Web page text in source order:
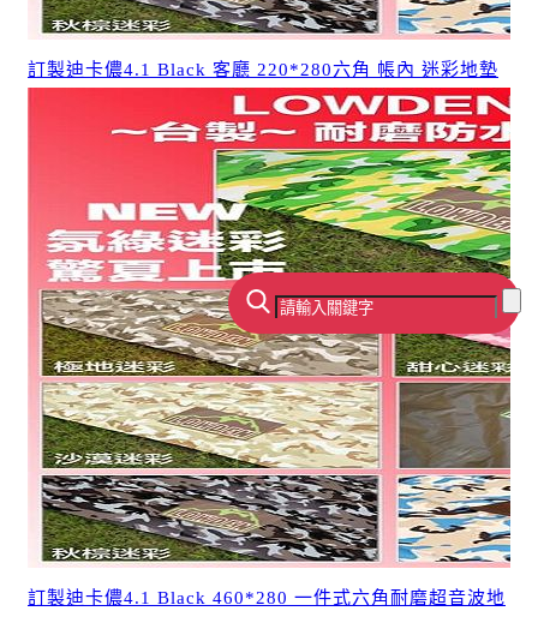
訂製迪卡儂4.1 Black 客廳 220*280六角 帳內 迷彩地墊
訂製迪卡儂4.1 Black 460*280 一件式六角耐磨超音波地